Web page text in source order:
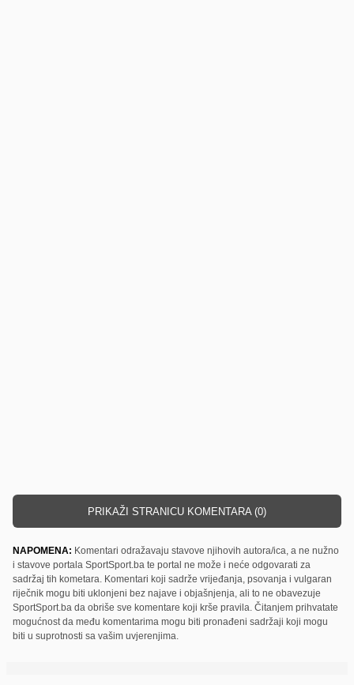
PRIKAŽI STRANICU KOMENTARA (0)
NAPOMENA: Komentari odražavaju stavove njihovih autora/ica, a ne nužno
i stavove portala SportSport.ba te portal ne može i neće odgovarati za
sadržaj tih kometara. Komentari koji sadrže vrijeđanja, psovanja i vulgaran
riječnik mogu biti uklonjeni bez najave i objašnjenja, ali to ne obavezuje
SportSport.ba da obriše sve komentare koji krše pravila. Čitanjem prihvatate
mogućnost da među komentarima mogu biti pronađeni sadržaji koji mogu
biti u suprotnosti sa vašim uvjerenjima.